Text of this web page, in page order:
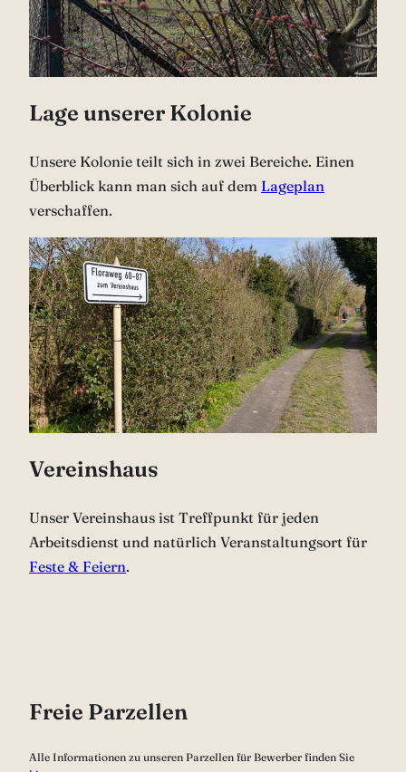
Lage unserer Kolonie
Unsere Kolonie teilt sich in zwei Bereiche. Einen
Überblick kann man sich auf dem Lageplan
verschaffen.
Vereinshaus
Unser Vereinshaus ist Treffpunkt für jeden
Arbeitsdienst und natürlich Veranstaltungsort für
Feste & Feiern.
Freie Parzellen
Alle Informationen zu unseren Parzellen für Bewerber finden Sie